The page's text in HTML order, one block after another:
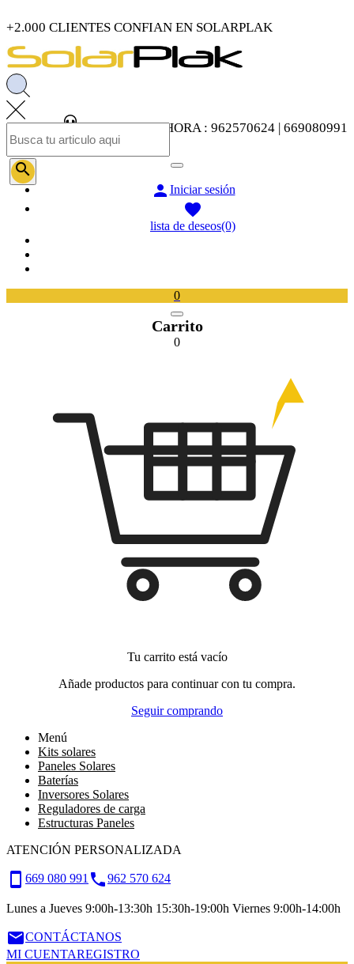
+2.000 CLIENTES CONFIAN EN SOLARPLAK
LLAMENOS AHORA : 962570624 | 669080991

Iniciar sesión

lista de deseos(0)
0
Carrito
0
Tu carrito está vacío
Añade productos para continuar con tu compra.
Seguir comprando
Menú
Kits solares
Paneles Solares
Baterías
Inversores Solares
Reguladores de carga
Estructuras Paneles
ATENCIÓN PERSONALIZADA
smartphone 669 080 991 call962 570 624
Lunes a Jueves 9:00h-13:30h 15:30h-19:00h Viernes 9:00h-14:00h
emailCONTÁCTANOS
MI CUENTAREGISTRO